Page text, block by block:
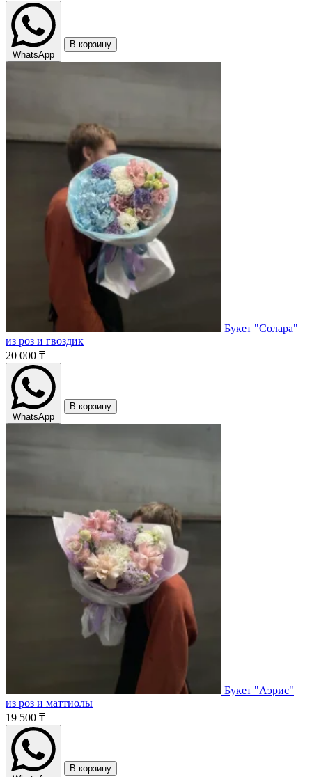
WhatsApp
В корзину
Букет "Солара"
из роз и гвоздик
20 000 ₸
WhatsApp
В корзину
Букет "Аэрис"
из роз и маттиолы
19 500 ₸
В корзину